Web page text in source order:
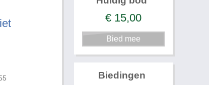
€ 15,00
Biedingen